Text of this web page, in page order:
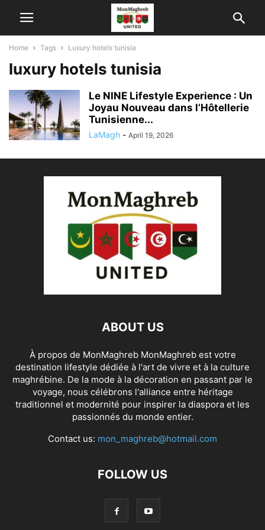
Home Tags Luxury hotels tunisia
luxury hotels tunisia
Le NINE Lifestyle Experience : Un
Joyau Nouveau dans l’Hôtellerie
Tunisienne...
LaMagh - April 19, 2026
ABOUT US
À propos de MonMaghreb MonMaghreb est votre
destination lifestyle dédiée à l'art de vivre et à la culture
maghrébine. De la mode à la décoration en passant par le
voyage, nous célébrons l'alliance entre héritage
traditionnel et modernité pour inspirer la diaspora et les
passionnés du monde entier.
Contact us: mon_maghreb@hotmail.com
FOLLOW US